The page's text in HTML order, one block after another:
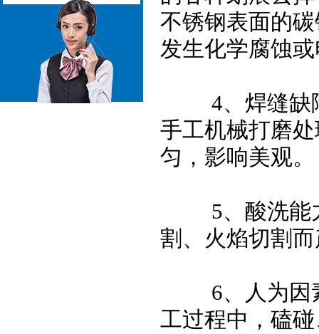
不锈钢表面的
发生化学腐蚀
4、焊缝缺陷
手工机械打磨
匀，影响美观。
5、酸洗能力
割、火焰切割
6、人为因素
工过程中，磕